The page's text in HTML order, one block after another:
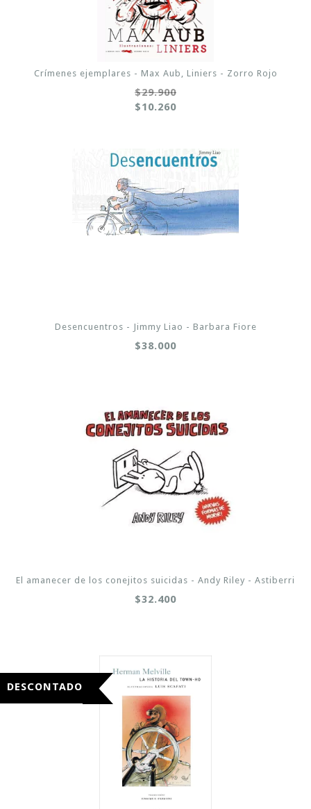
Crímenes ejemplares - Max Aub, Liniers - Zorro Rojo
$29.900
$10.260
Desencuentros - Jimmy Liao - Barbara Fiore
$38.000
El amanecer de los conejitos suicidas - Andy Riley - Astiberri
$32.400
DESCONTADO